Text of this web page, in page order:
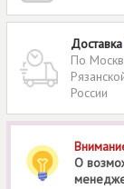
Доставка
По
России
О